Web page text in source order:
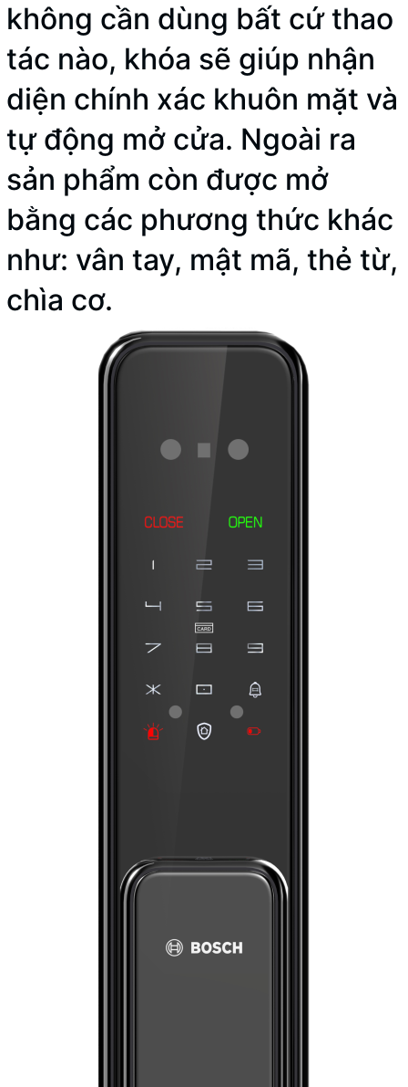
không cần dùng bất cứ thao
tác nào, khóa sẽ giúp nhận
diện chính xác khuôn mặt và
tự động mở cửa. Ngoài ra
sản phẩm còn được mở
bằng các phương thức khác
như: vân tay, mật mã, thẻ từ,
chìa cơ.